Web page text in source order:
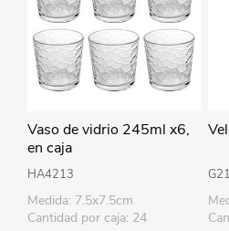
Vaso de vidrio 245ml x6,
en caja
HA4213
Medida: 7.5x7.5cm
Cantidad por caja: 24